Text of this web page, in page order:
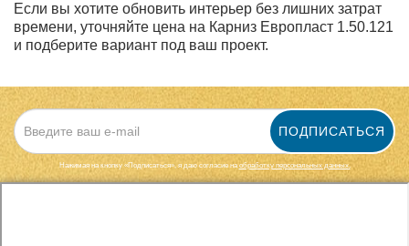
Если вы хотите обновить интерьер без лишних затрат
времени, уточняйте цена на Карниз Европласт 1.50.121
и подберите вариант под ваш проект.
ПОДПИСАТЬСЯ
Нажимая на кнопку «Подписаться», я даю cогласие наобработку персональных данных.